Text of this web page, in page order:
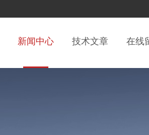
新闻中心 技术文章 在线